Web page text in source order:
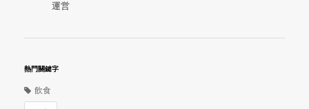
運営
熱門關鍵字
飲食